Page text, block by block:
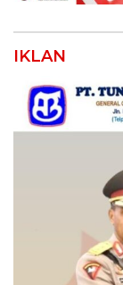
IKLAN